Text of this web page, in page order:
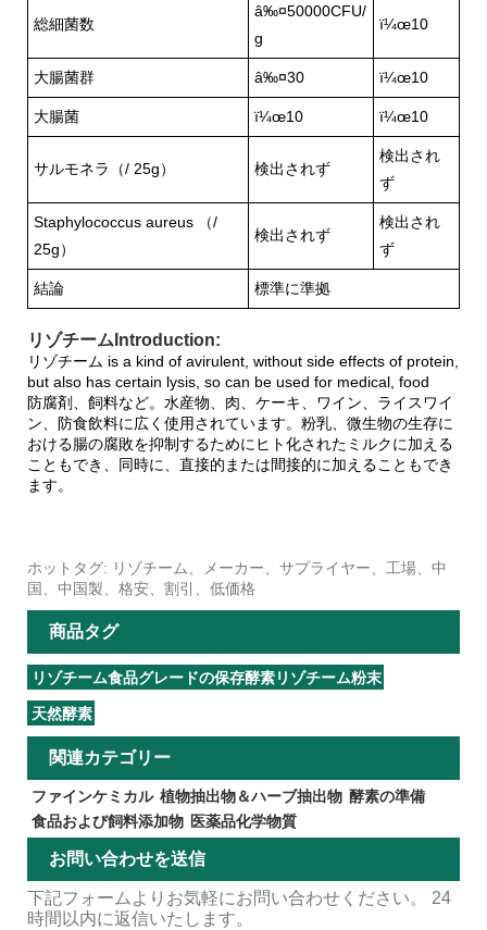
総細菌数
â‰¤50000CFU/
g
ï¼œ10
大腸菌群 â‰¤30 ï¼œ10
大腸菌 ï¼œ10 ï¼œ10
サルモネラ （/ 25g） 検出されず
検出され
ず
Staphylococcus aureus （/
25g）
検出されず
検出され
ず
結論 標準に準拠
リゾチームIntroduction:
リゾチーム is a kind of avirulent, without side effects of protein,
but also has certain lysis, so can be used for medical, food
防腐剤、飼料など。水産物、肉、ケーキ、ワイン、ライスワイ
ン、防食飲料に広く使用されています。粉乳、微生物の生存に
おける腸の腐敗を抑制するためにヒト化されたミルクに加える
こともでき、同時に、直接的または間接的に加えることもでき
ます。
ホットタグ: リゾチーム、メーカー、サプライヤー、工場、中
国、中国製、格安、割引、低価格
商品タグ
リゾチーム食品グレードの保存酵素リゾチーム粉末
天然酵素
関連カテゴリー
ファインケミカル 植物抽出物＆ハーブ抽出物 酵素の準備
食品および飼料添加物 医薬品化学物質
お問い合わせを送信
下記フォームよりお気軽にお問い合わせください。 24
時間以内に返信いたします。